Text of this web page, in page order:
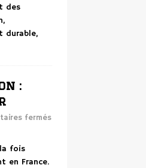
des
durable,
:
fermés
fois
en France.